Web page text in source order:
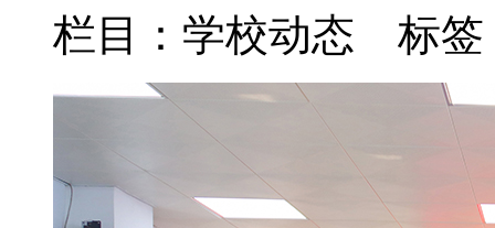
栏目：学校动态 标